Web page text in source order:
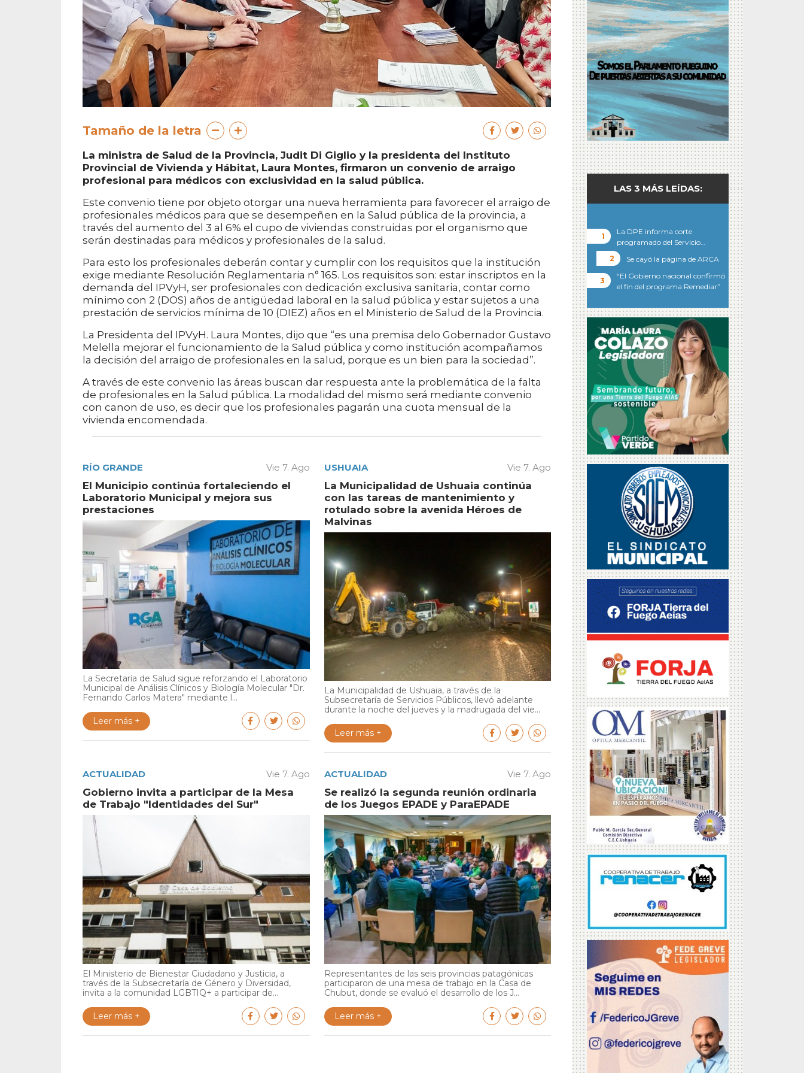
Tamaño de la letra
La ministra de Salud de la Provincia, Judit Di Giglio y la presidenta del Instituto
Provincial de Vivienda y Hábitat, Laura Montes, firmaron un convenio de arraigo
profesional para médicos con exclusividad en la salud pública.
Este convenio tiene por objeto otorgar una nueva herramienta para favorecer el arraigo de
profesionales médicos para que se desempeñen en la Salud pública de la provincia, a
través del aumento del 3 al 6% el cupo de viviendas construidas por el organismo que
serán destinadas para médicos y profesionales de la salud.
Para esto los profesionales deberán contar y cumplir con los requisitos que la institución
exige mediante Resolución Reglamentaria n° 165. Los requisitos son: estar inscriptos en la
demanda del IPVyH, ser profesionales con dedicación exclusiva sanitaria, contar como
mínimo con 2 (DOS) años de antigüedad laboral en la salud pública y estar sujetos a una
prestación de servicios mínima de 10 (DIEZ) años en el Ministerio de Salud de la Provincia.
La Presidenta del IPVyH. Laura Montes, dijo que “es una premisa delo Gobernador Gustavo
Melella mejorar el funcionamiento de la Salud pública y como institución acompañamos
la decisión del arraigo de profesionales en la salud, porque es un bien para la sociedad”.
A través de este convenio las áreas buscan dar respuesta ante la problemática de la falta
de profesionales en la Salud pública. La modalidad del mismo será mediante convenio
con canon de uso, es decir que los profesionales pagarán una cuota mensual de la
vivienda encomendada.
RÍO GRANDE Vie 7. Ago
El Municipio continúa fortaleciendo el
Laboratorio Municipal y mejora sus
prestaciones
La Secretaría de Salud sigue reforzando el Laboratorio
Municipal de Análisis Clínicos y Biología Molecular "Dr.
Fernando Carlos Matera" mediante l...
Leer más +
USHUAIA Vie 7. Ago
La Municipalidad de Ushuaia continúa
con las tareas de mantenimiento y
rotulado sobre la avenida Héroes de
Malvinas
La Municipalidad de Ushuaia, a través de la
Subsecretaría de Servicios Públicos, llevó adelante
durante la noche del jueves y la madrugada del vie...
Leer más +
ACTUALIDAD Vie 7. Ago
Gobierno invita a participar de la Mesa
de Trabajo "Identidades del Sur"
El Ministerio de Bienestar Ciudadano y Justicia, a
través de la Subsecretaría de Género y Diversidad,
invita a la comunidad LGBTIQ+ a participar de...
Leer más +
ACTUALIDAD Vie 7. Ago
Se realizó la segunda reunión ordinaria
de los Juegos EPADE y ParaEPADE
Representantes de las seis provincias patagónicas
participaron de una mesa de trabajo en la Casa de
Chubut, donde se evaluó el desarrollo de los J...
Leer más +
LAS 3 MÁS LEÍDAS:
La DPE informa corte
programado del Servicio…
Se cayó la página de ARCA
“El Gobierno nacional confirmó
el fin del programa Remediar”